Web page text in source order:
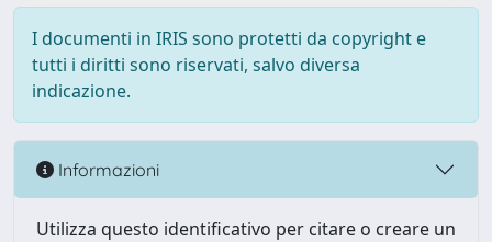
I documenti in IRIS sono protetti da copyright e
tutti i diritti sono riservati, salvo diversa
indicazione.
Informazioni
Utilizza questo identificativo per citare o creare un